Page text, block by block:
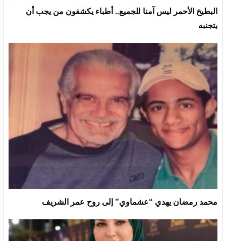
البطيخ الأحمر ليس آمنا للجميع.. أطباء يكشفون من يجب أن
يتجنبه
محمد رمضان يهدي “عشماوي” إلى روح عمر الشريف